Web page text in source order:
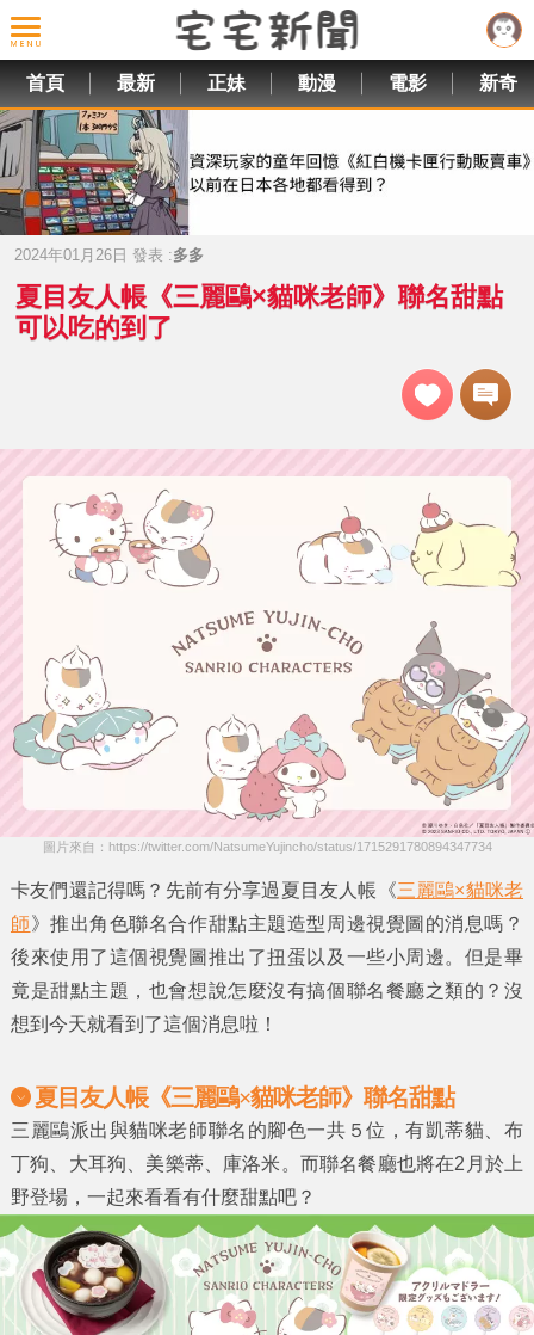
首頁 最新 正妹 動漫 電影 新奇
2024年01月26日 發表 :多多
夏目友人帳《三麗鷗×貓咪老師》聯名甜點
可以吃的到了
圖片來自：https://twitter.com/NatsumeYujincho/status/1715291780894347734
卡友們還記得嗎？先前有分享過夏目友人帳《三麗鷗×貓咪老
師》推出角色聯名合作甜點主題造型周邊視覺圖的消息嗎？
後來使用了這個視覺圖推出了扭蛋以及一些小周邊。但是畢
竟是甜點主題，也會想說怎麼沒有搞個聯名餐廳之類的？沒
想到今天就看到了這個消息啦！
夏目友人帳《三麗鷗×貓咪老師》聯名甜點
三麗鷗派出與貓咪老師聯名的腳色一共５位，有凱蒂貓、布
丁狗、大耳狗、美樂蒂、庫洛米。而聯名餐廳也將在2月於上
野登場，一起來看看有什麼甜點吧？